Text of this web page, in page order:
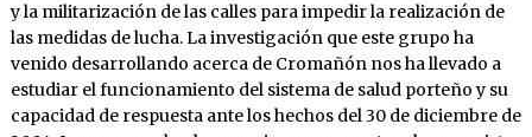
y la militarización de las calles para impedir la realización de
las medidas de lucha. La investigación que este grupo ha
venido desarrollando acerca de Cromañón nos ha llevado a
estudiar el funcionamiento del sistema de salud porteño y su
capacidad de respuesta ante los hechos del 30 de diciembre de